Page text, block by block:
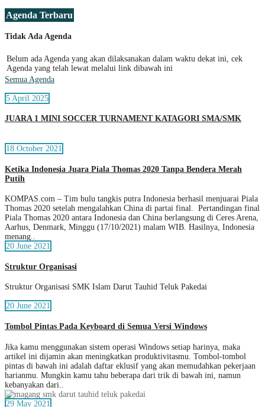
Agenda Terbaru
Tidak Ada Agenda
Belum ada Agenda yang akan dilaksanakan dalam waktu dekat ini, cek
Agenda yang telah lewat melalui link dibawah ini
Semua Agenda
5 April 2025
JUARA 1 MINI SOCCER TURNAMENT KATAGORI SMA/SMK
18 October 2021
Ketika Indonesia Juara Piala Thomas 2020 Tanpa Bendera Merah
Putih
KOMPAS.com – Tim bulu tangkis putra Indonesia berhasil menjuarai Piala
Thomas 2020 setelah mengalahkan China di partai final. Pertandingan final
Piala Thomas 2020 antara Indonesia dan China berlangsung di Ceres Arena,
Aarhus, Denmark, Minggu (17/10/2021) malam WIB. Hasilnya, Indonesia
menang..
20 June 2021
Struktur Organisasi
Struktur Organisasi SMK Islam Darut Tauhid Teluk Pakedai
20 June 2021
Tombol Pintas Pada Keyboard di Semua Versi Windows
Jika kamu menggunakan sistem operasi Windows setiap harinya, maka
artikel ini dijamin akan meningkatkan produktivitasmu. Tombol-tombol
pintas di bawah ini adalah daftar eklusif yang akan memudahkan pekerjaan
harianmu. Mungkin kamu tahu beberapa dari trik di bawah ini, namun
kebanyakan dari..
29 May 2021